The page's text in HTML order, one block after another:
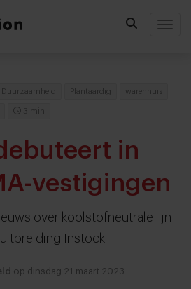
Duurzaamheid Plantaardig warenhuis
3 min
in
vestigingen
over koolstofneutrale lijn
Instock
op dinsdag 21 maart 2023